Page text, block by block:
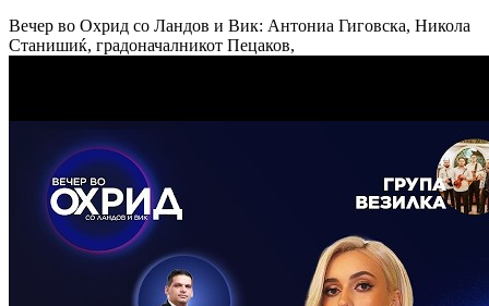
Вечер во Охрид со Ландов и Вик: Антониа Гиговска, Никола
Станишиќ, градоначалникот Пецаков,